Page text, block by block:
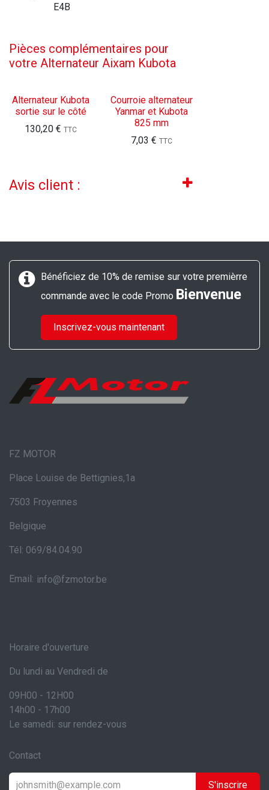
E4B
Pièces complémentaires pour
votre Alternateur Aixam Kubota
Alternateur Kubota
sortie sur le côté
130,20€ TTC
Courroie alternateur
Yanmar et Kubota
825 mm
7,03 € TTC
Avis client :
Bénéficiez de 10% de remise sur votre premièrre
commande avec le code Promo Bienvenue
Inscrivez-vous maintenant
FZ MOTOR
Place Louise de Bettignies,1a
7503 Froyennes
Belgique
Tél: 069/84.04.90
Email: info@fzmotor.be
Horaire d'ouverture
Du lundi au Vendredi de
09H00 - 12H00
14h00 - 17h00
Le samedi: sur rendez-vous
Contact
S'inscrire